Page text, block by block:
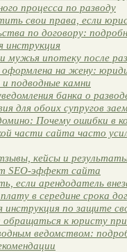
процесса по разводу
свои права, если
по договору:
инструкция
мужья ипотеку после
на жену:
подводные камни
банка о
для обоих супругов
Почему ошибки в
части сайта часто
кейсы и результаты
SEO-эффект сайта
если арендодатель
в середине срока
инструкция по защите
к юристу при
ведомством: